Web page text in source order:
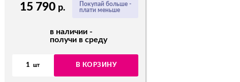
Покупай больше -
плати меньше
15 790 р.
в наличии -
получи в среду
1 шт В КОРЗИНУ